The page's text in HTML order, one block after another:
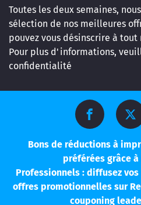
Toutes les deux semaines,
sélection de nos meilleures
pouvez vous désinscrire à tout
Pour plus d'informations,
confidentialité
Bons de réductions à
préférées grâce
Professionnels : diffusez
offres promotionnelles sur
couponing